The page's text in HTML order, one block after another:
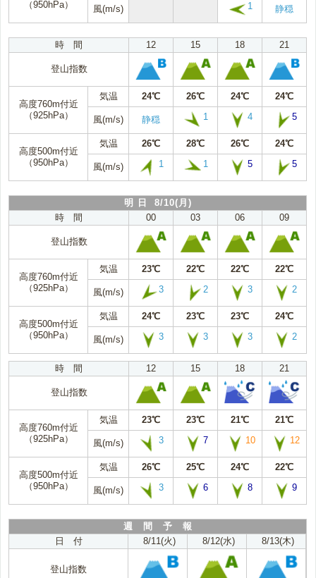
（950hPa）
風(m/s) 1 静穏
時 間 12 15 18 21
登山指数
高度760m付近
（925hPa）
気温 24℃ 26℃ 24℃ 24℃
風(m/s) 静穏 1 4 5
高度500m付近
（950hPa）
気温 26℃ 28℃ 26℃ 24℃
風(m/s) 1 1 5 5
明 日 8/10(月)
時 間
00 03 06 09
登山指数
高度760m付近
（925hPa）
気温 23℃ 22℃ 22℃ 22℃
風(m/s) 3 2 3 2
高度500m付近
（950hPa）
気温 24℃ 23℃ 23℃ 24℃
風(m/s) 3 3 3 2
時 間 12 15 18 21
登山指数
高度760m付近
（925hPa）
気温 23℃ 23℃ 21℃ 21℃
風(m/s) 3 7 10 12
高度500m付近
（950hPa）
気温 26℃ 25℃ 24℃ 22℃
風(m/s) 3 6 8 9
週 間 予 報
日 付
8/11(火) 8/12(水) 8/13(木)
登山指数